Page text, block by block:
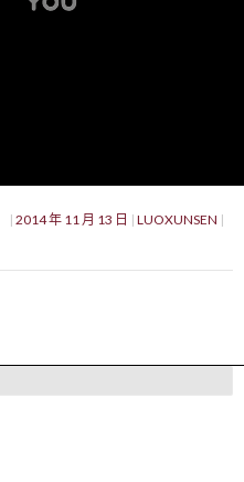
2014 年 11 月 13 日
LUOXUNSEN